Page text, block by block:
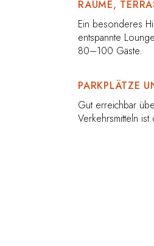
RÄUME,
Ein besonderes
entspannte
80–100 Gäste.
PARKPLÄTZE
Gut erreichbar
Verkehrsmitteln